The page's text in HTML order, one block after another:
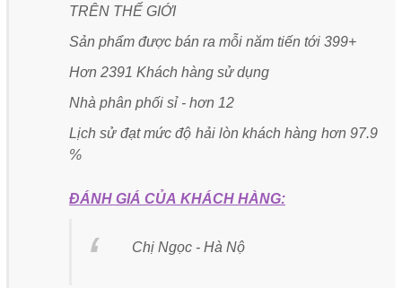
TRÊN THẾ GIỚI
Sản phẩm được bán ra mỗi năm tiến tới 399+
Hơn 2391 Khách hàng sử dụng
Nhà phân phối sỉ - hơn 12
Lịch sử đạt mức độ hải lòn khách hàng hơn 97.9
%
ĐÁNH GIÁ CỦA KHÁCH HÀNG:
Chị Ngọc - Hà Nộ